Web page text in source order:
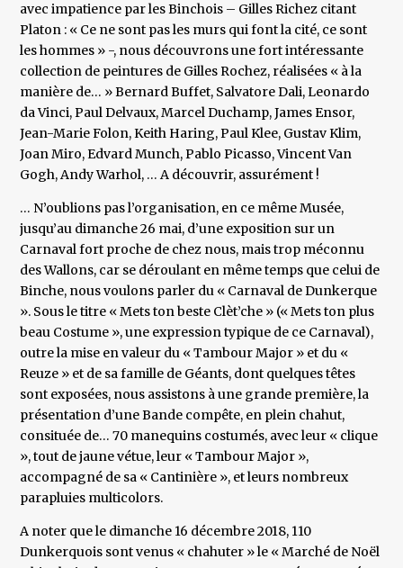
avec impatience par les Binchois – Gilles Richez citant
Platon : « Ce ne sont pas les murs qui font la cité, ce sont
les hommes » -, nous découvrons une fort intéressante
collection de peintures de Gilles Rochez, réalisées « à la
manière de… » Bernard Buffet, Salvatore Dali, Leonardo
da Vinci, Paul Delvaux, Marcel Duchamp, James Ensor,
Jean-Marie Folon, Keith Haring, Paul Klee, Gustav Klim,
Joan Miro, Edvard Munch, Pablo Picasso, Vincent Van
Gogh, Andy Warhol, … A découvrir, assurément !
… N’oublions pas l’organisation, en ce même Musée,
jusqu’au dimanche 26 mai, d’une exposition sur un
Carnaval fort proche de chez nous, mais trop méconnu
des Wallons, car se déroulant en même temps que celui de
Binche, nous voulons parler du « Carnaval de Dunkerque
». Sous le titre « Mets ton beste Clèt’che » (« Mets ton plus
beau Costume », une expression typique de ce Carnaval),
outre la mise en valeur du « Tambour Major » et du «
Reuze » et de sa famille de Géants, dont quelques têtes
sont exposées, nous assistons à une grande première, la
présentation d’une Bande compête, en plein chahut,
consituée de… 70 manequins costumés, avec leur « clique
», tout de jaune vétue, leur « Tambour Major »,
accompagné de sa « Cantinière », et leurs nombreux
parapluies multicolors.
A noter que le dimanche 16 décembre 2018, 110
Dunkerquois sont venus « chahuter » le « Marché de Noël